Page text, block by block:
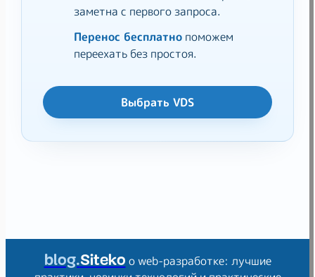
заметна с первого запроса.
Перенос бесплатно поможем
переехать без простоя.
Выбрать VDS
blog.Siteko о web-разработке: лучшие